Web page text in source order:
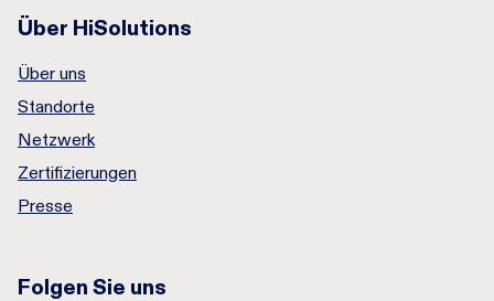
Über HiSolutions
Über uns
Standorte
Netzwerk
Zertifizierungen
Presse
Folgen Sie uns